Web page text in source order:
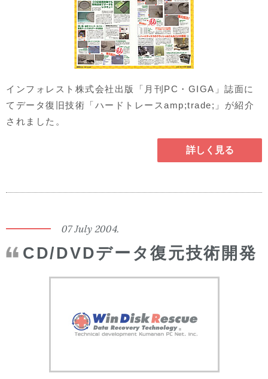
インフォレスト株式会社出版「月刊PC・GIGA」誌面に
てデータ復旧技術「ハードトレースamp;trade;」が紹介
されました。
詳しく見る
07 July 2004.
CD/DVDデータ復元技術開発